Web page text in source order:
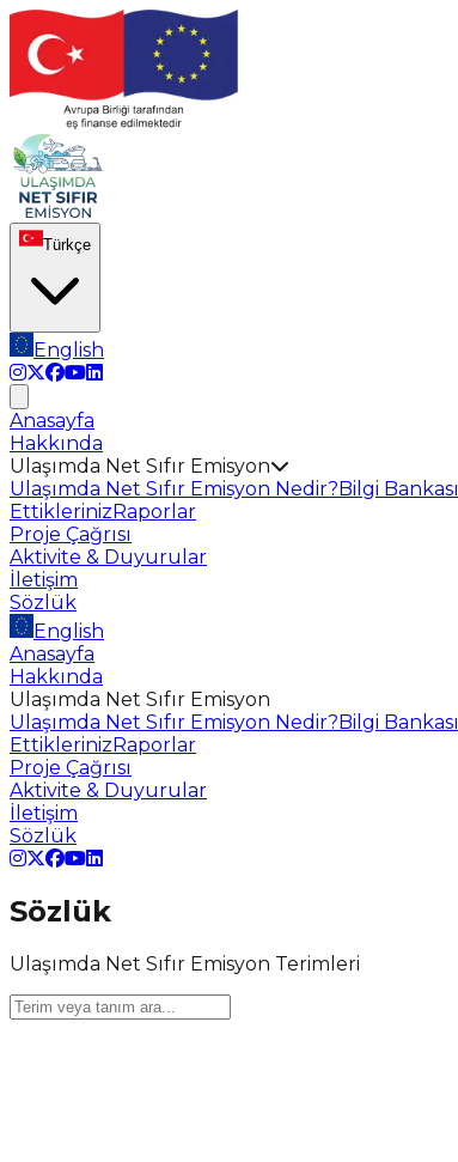
Türkçe
English
Anasayfa
Hakkında
Ulaşımda Net Sıfır Emisyon
Ulaşımda Net Sıfır Emisyon Nedir?Bilgi Bankası
EttiklerinizRaporlar
Proje Çağrısı
Aktivite & Duyurular
İletişim
Sözlük
English
Anasayfa
Hakkında
Ulaşımda Net Sıfır Emisyon
Ulaşımda Net Sıfır Emisyon Nedir?Bilgi Bankası
EttiklerinizRaporlar
Proje Çağrısı
Aktivite & Duyurular
İletişim
Sözlük
Sözlük
Ulaşımda Net Sıfır Emisyon Terimleri